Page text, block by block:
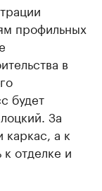
профильных
в
будет
За
каркас, а к
отделке и